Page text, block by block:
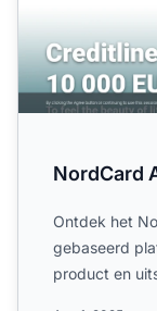
NordCard
Ontdek het
gebaseerd
product en